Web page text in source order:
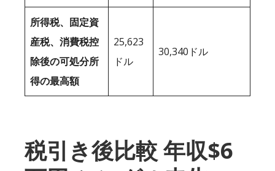
所得税、固定資
産税、消費税控
除後の可処分所
得の最高額
25,623
ドル
30,340ドル
税引き後比較 年収$6